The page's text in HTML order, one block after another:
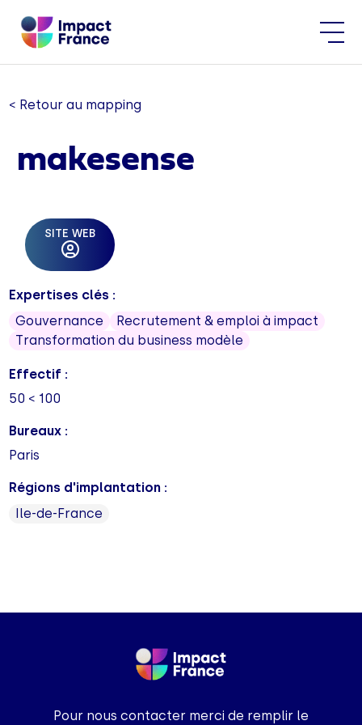
< Retour au mapping
makesense
SITE WEB
Expertises clés :
Gouvernance
Recrutement & emploi à impact
Transformation du business modèle
Effectif :
50 < 100
Bureaux :
Paris
Régions d'implantation :
Ile-de-France
Pour nous contacter merci de remplir le